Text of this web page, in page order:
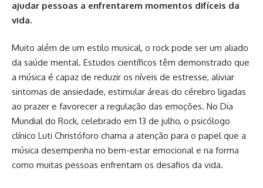
ajudar pessoas a enfrentarem momentos difíceis da
vida.
Muito além de um estilo musical, o rock pode ser um aliado
da saúde mental. Estudos científicos têm demonstrado que
a música é capaz de reduzir os níveis de estresse, aliviar
sintomas de ansiedade, estimular áreas do cérebro ligadas
ao prazer e favorecer a regulação das emoções. No Dia
Mundial do Rock, celebrado em 13 de julho, o psicólogo
clínico Luti Christóforo chama a atenção para o papel que a
música desempenha no bem-estar emocional e na forma
como muitas pessoas enfrentam os desafios da vida.